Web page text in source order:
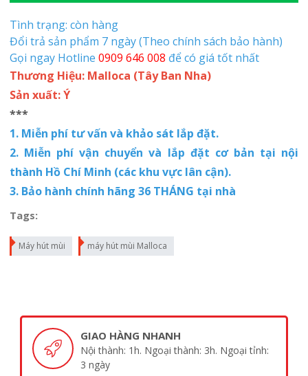
Tình trạng: còn hàng
Đổi trả sản phẩm 7 ngày (Theo chính sách bảo hành)
Gọi ngay Hotline 0909 646 008 để có giá tốt nhất
Thương Hiệu: Malloca (Tây Ban Nha)
Sản xuất: Ý
***
1. Miễn phí tư vấn và khảo sát lắp đặt.
2. Miễn phí vận chuyển và lắp đặt cơ bản tại nội
thành Hồ Chí Minh (các khu vực lân cận).
3. Bảo hành chính hãng 36 THÁNG tại nhà
Tags:
Máy hút mùi máy hút mùi Malloca
GIAO HÀNG NHANH
Nội thành: 1h. Ngoại thành: 3h. Ngoại tỉnh:
3 ngày